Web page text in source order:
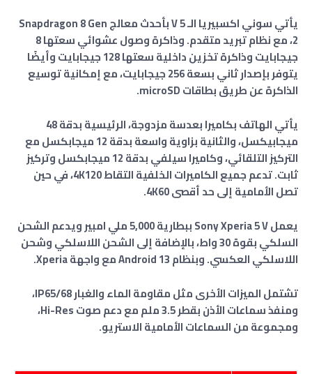
يأتي سوني اكسبيريا الـ 5 V بأحدث معالج Snapdragon 8 Gen
2، مع نظام تبريد متقدم. وذاكرة وصول عشوائي سعتها 8
جيجابايت وذاكرة تخزين داخلية سعتها 128 جيجابايت وأيضًا
يتوفر بإصدار ثاني بسعة 256 جيجابايت، مع إمكانية توسيع
الذاكرة عن طريق بطاقات microSD.
يأتي الهاتف بكاميرا بعدسة مزدوجة، الرئيسية بدقة 48
ميجابيكسل، والثانية بزاوية واسعة بدقة 12 ميجابكسل مع
التركيز التلقائي، وكاميرا سيلفي بدقة 12 ميجابكسل وتركيز
ثابت. تدعم جميع الكاميرات الخلفية التقاط 4K120، في حين
تصل الأمامية إلى حد أقصى 4K60.
يعمل Sony Xperia 5 V ببطارية 5,000 ملي امبير ويدعم الشحن
السلكي بقوة 30 واط، بالإضافة إلى الشحن اللاسلكي وشحن
اللاسلكي العكسي. وبنظام Android 13 مع واجهة Xperia.
تشتمل الميزات الأخرى مثل مقاومة الماء والغبار IP65/68،
ومنفذ سماعات الأذن بقطر 3.5 ملم مع دعم صوت Hi-Res،
ومجموعة من السماعات الأمامية الاستريو.